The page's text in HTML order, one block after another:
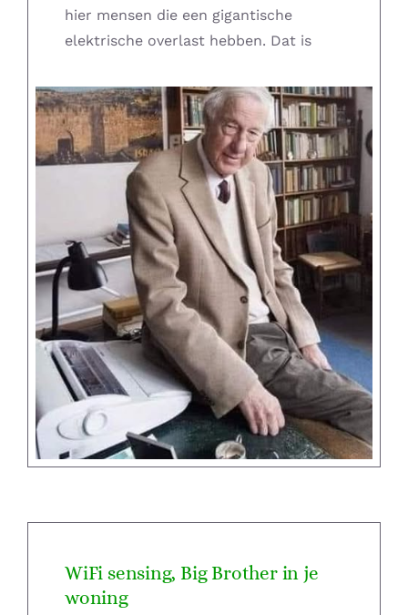
hier mensen die een gigantische
elektrische overlast hebben. Dat is
WiFi sensing, Big Brother in je
woning